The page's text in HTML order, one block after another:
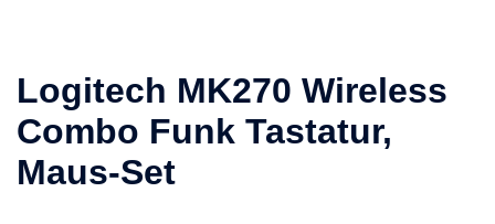
Logitech MK270 Wireless
Combo Funk Tastatur,
Maus-Set